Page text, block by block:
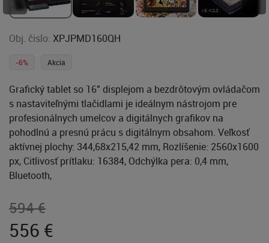
Obj. čislo: XPJPMD160QH
-6% Akcia
Grafický tablet so 16" displejom a bezdrôtovým ovládačom
s nastaviteľnými tlačidlami je ideálnym nástrojom pre
profesionálnych umelcov a digitálnych grafikov na
pohodlnú a presnú prácu s digitálnym obsahom. Veľkosť
aktívnej plochy: 344,68x215,42 mm, Rozlíšenie: 2560x1600
px, Citlivosť prítlaku: 16384, Odchýlka pera: 0,4 mm,
Bluetooth,
594 €
556 €